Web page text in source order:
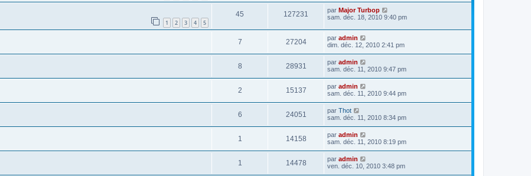
1 2 3 4 5
45 127231 par Major Turbop
sam. déc. 18, 2010 9:40 pm
7 27204 par admin
dim. déc. 12, 2010 2:41 pm
8 28931 par admin
sam. déc. 11, 2010 9:47 pm
2 15137 par admin
sam. déc. 11, 2010 9:44 pm
6 24051 par Thot
sam. déc. 11, 2010 8:34 pm
1 14158 par admin
sam. déc. 11, 2010 8:19 pm
1 14478 par admin
ven. déc. 10, 2010 3:48 pm